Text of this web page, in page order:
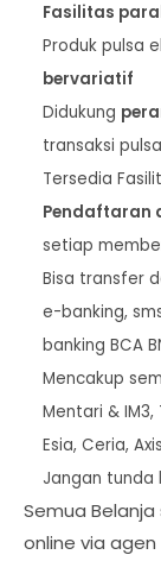
Fasilitas
Produk pulsa
bervariatif
Didukung
transaksi
Tersedia
Pendaftaran
setiap
Bisa transfer
e-banking,
banking BCA
Mencakup
Mentari & IM3,
Esia, Ceria,
Jangan tunda
Semua
online via agen